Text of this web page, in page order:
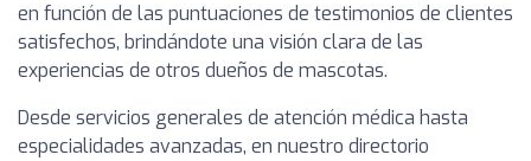
en función de las puntuaciones de testimonios de clientes
satisfechos, brindándote una visión clara de las
experiencias de otros dueños de mascotas.
Desde servicios generales de atención médica hasta
especialidades avanzadas, en nuestro directorio